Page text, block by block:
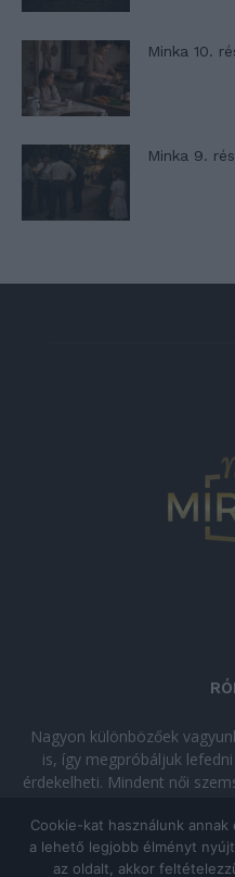
Minka 10.
Minka 9.
Nagyon különbözőek
is, így megpróbáljuk
érdekelheti. Mindent női
Cookie-kat használunk
a lehető legjobb élményt
az oldalt, akkor